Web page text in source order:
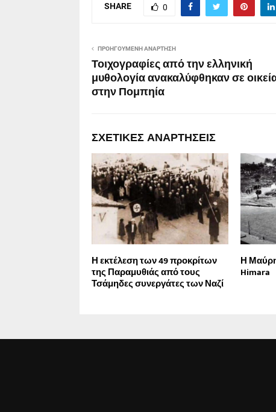
SHARE 0
ΠΡΟΗΓΟΎΜΕΝΗ ΑΝΆΡΤΗΣΗ
Τοιχογραφίες από την ελληνική
μυθολογία ανακαλύφθηκαν σε
στην Πομπηία
ΣΧΕΤΙΚΈΣ ΑΝΑΡΤΉΣΕΙΣ
Η εκτέλεση των 49 προκρίτων
της Παραμυθιάς από τους
Τσάμηδες συνεργάτες των Ναζί
Η
Himara